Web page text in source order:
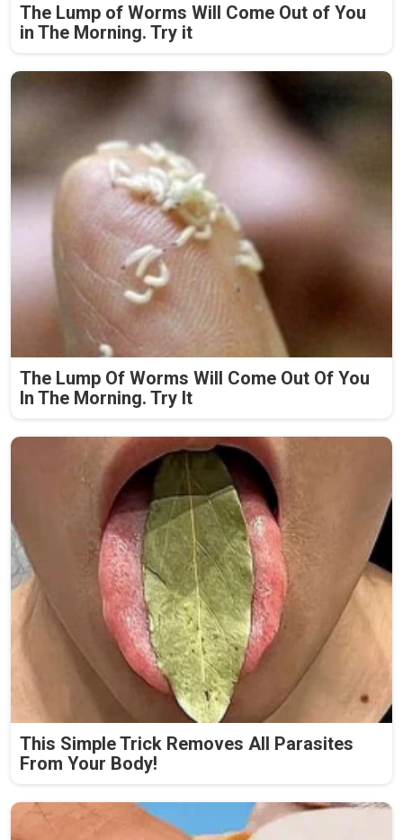
The Lump of Worms Will Come Out of You
in The Morning. Try it
The Lump Of Worms Will Come Out Of You
In The Morning. Try It
This Simple Trick Removes All Parasites
From Your Body!